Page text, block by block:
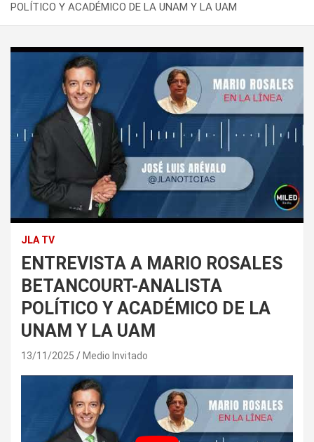
POLÍTICO Y ACADÉMICO DE LA UNAM Y LA UAM
JLA TV
ENTREVISTA A MARIO ROSALES
BETANCOURT-ANALISTA
POLÍTICO Y ACADÉMICO DE LA
UNAM Y LA UAM
13/11/2025 Medio Invitado